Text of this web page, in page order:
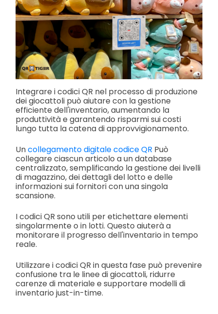
Integrare i codici QR nel processo di produzione
dei giocattoli può aiutare con la gestione
efficiente dell'inventario, aumentando la
produttività e garantendo risparmi sui costi
lungo tutta la catena di approvvigionamento.
Uncollegamento digitale codice QR Può
collegare ciascun articolo a un database
centralizzato, semplificando la gestione dei livelli
di magazzino, dei dettagli del lotto e delle
informazioni sui fornitori con una singola
scansione.
I codici QR sono utili per etichettare elementi
singolarmente o in lotti. Questo aiuterà a
monitorare il progresso dell'inventario in tempo
reale.
Utilizzare i codici QR in questa fase può prevenire
confusione tra le linee di giocattoli, ridurre
carenze di materiale e supportare modelli di
inventario just-in-time.